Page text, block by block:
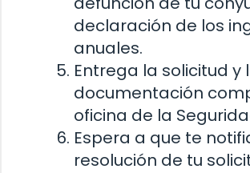
declaración de los
anuales.
Entrega la solicitud y
documentación
oficina de la
Espera a que te
resolución de tu